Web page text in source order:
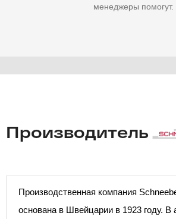
менеджеры помогут.
Производитель
Производственная компания
основана в Швейцарии в 1923 году. В